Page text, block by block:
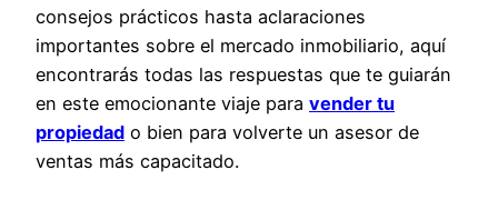
consejos prácticos hasta aclaraciones
importantes sobre el mercado inmobiliario, aquí
encontrarás todas las respuestas que te guiarán
en este emocionante viaje para vender tu
propiedad o bien para volverte un asesor de
ventas más capacitado.